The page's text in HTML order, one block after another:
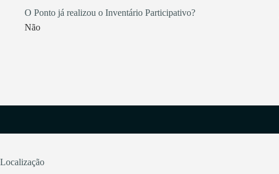
O Ponto já realizou o Inventário Participativo?
Não
Localização